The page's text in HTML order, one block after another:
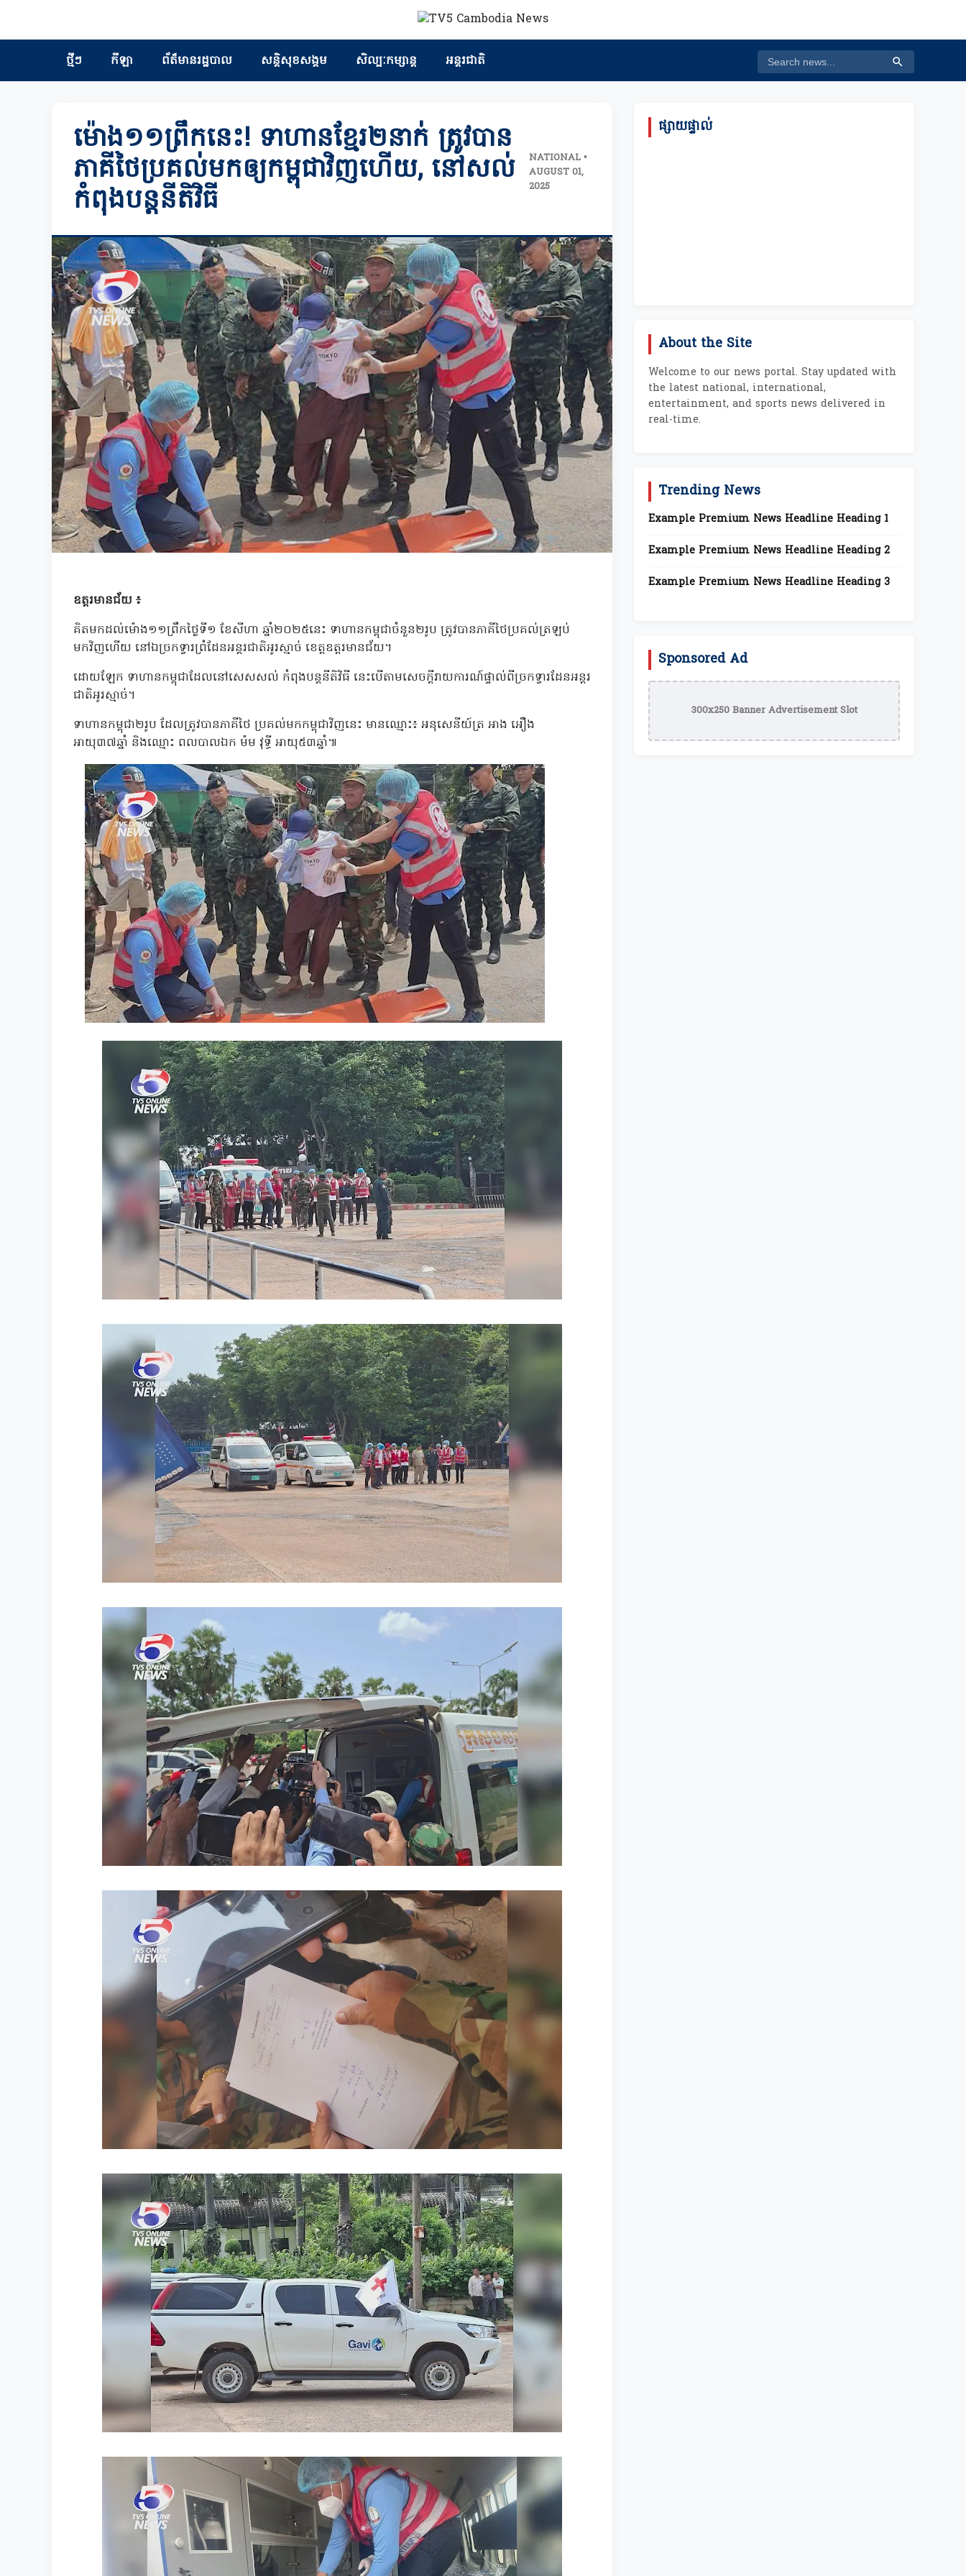
ថ្មីៗ កីឡា ព័ត៏មានរដ្ឋបាល សន្តិសុខសង្គម សិល្បៈកម្សាន្ត អន្តរជាតិ
ម៉ោង១១ព្រឹកនេះ! ទាហានខ្មែរ២នាក់ ត្រូវបាន
ភាគីថៃប្រគល់មកឲ្យកម្ពុជាវិញហើយ, នៅសល់
កំពុងបន្ដនីតិវិធី
NATIONAL •
AUGUST 01,
2025
ឧត្តរមានជ័យ ៖
គិតមកដល់ម៉ោង១១ព្រឹកថ្ងៃទី១ ខែសីហា ឆ្នាំ២០២៥នេះ ទាហានកម្ពុជាចំនួន២រូប ត្រូវបានភាគីថៃប្រគល់ត្រឡប់
មកវិញហើយ នៅឯច្រកទ្វារព្រំដែនអន្ដរជាតិអូរស្មាច់ ខេត្តឧត្តរមានជ័យ។
ដោយឡែក ទាហានកម្ពុជាដែលនៅសេសសល់ កំពុងបន្ដនីតិវិធី នេះបើតាមសេចក្ដីរាយការណ៍ផ្ទាល់ពីច្រកទ្វារដែនអន្ដរ
ជាតិអូរស្មាច់។
ទាហានកម្ពុជា២រូប ដែលត្រូវបានភាគីថៃ ប្រគល់មកកម្ពុជាវិញនេះ មានឈ្មោះ៖ អនុសេនីយ៍ត្រ អាង អឿង
អាយុ៣៧ឆ្នាំ និងឈ្មោះ ពលបាលឯក ម៉ម វុទ្ធី អាយុ៥៣ឆ្នាំ៕
ផ្សាយផ្ទាល់
About the Site
Welcome to our news portal. Stay updated with
the latest national, international,
entertainment, and sports news delivered in
real-time.
Trending News
Example Premium News Headline Heading 1
Example Premium News Headline Heading 2
Example Premium News Headline Heading 3
Sponsored Ad
300x250 Banner Advertisement Slot